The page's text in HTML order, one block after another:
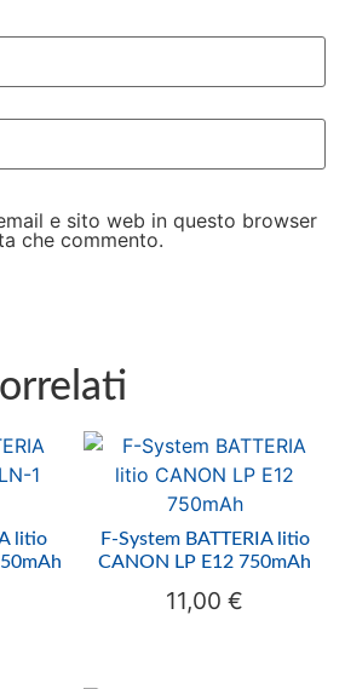
e sito web in questo browser
che commento.
litio
F-System BATTERIA litio
CANON LP E12 750mAh
11,00€